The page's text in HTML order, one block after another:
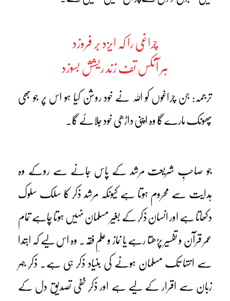
چراغی را کہ ایزد بر فروزد
ہر آنکس تف زند ریشش بسوزد
ترجمہ: جن چراغوں کو اللہ نے خود روشن کیا ہو اس پر جو بھی
پھونک مارے گا وہ اپنی داڑھی خود جلائے گا۔
جو صاحبِ شریعت مرشد کے پاس جانے سے روکے وہ
ہدایت سے محروم ہوتا ہے کیونکہ مرشد ذکر کا سلک سلوک
دکھاتا ہے اور انسان ذکر کے بغیر مسلمان نہیں ہوتا چاہے تمام
عمر قرآن و تفسیر پڑھتا رہے یا نماز و علمِ فقہ۔ وہ اس لیے کہ ابتدا
سے انتہا تک مسلمان ہونے کی بنیاد ذکر ہی ہے۔ ذکرِ جہر
زبان سے اقرار کے لیے ہے اور ذکرِ خفی تصدیقِ دل کے